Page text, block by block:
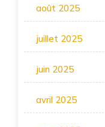
août 2025
juillet 2025
juin 2025
avril 2025